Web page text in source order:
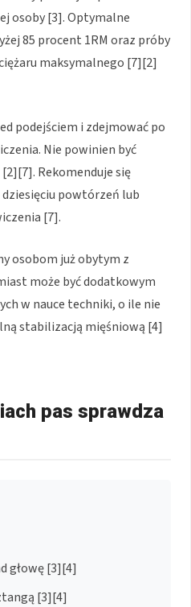
osoby [3]. Optymalne
85 procent 1RM oraz próby
maksymalnego [7][2]
podejściem i zdejmować po
Nie powinien być
Rekomenduje się
powtórzeń lub
[7].
osobom już obytym z
może być dodatkowym
w nauce techniki, o ile nie
stabilizacją mięśniową [4]
pas sprawdza
głowę [3][4]
[3][4]